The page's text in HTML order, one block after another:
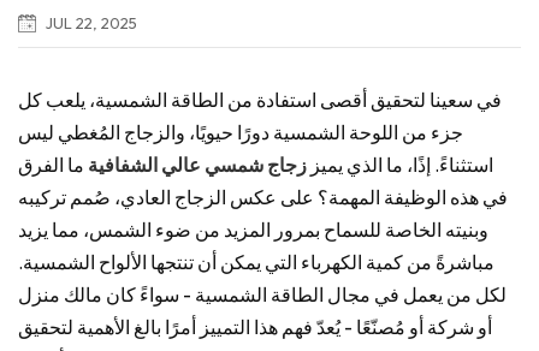
JUL 22, 2025
في سعينا لتحقيق أقصى استفادة من الطاقة الشمسية، يلعب كل
جزء من اللوحة الشمسية دورًا حيويًا، والزجاج المُغطي ليس
استثناءً. إذًا، ما الذي يميز زجاج شمسي عالي الشفافية ما الفرق
في هذه الوظيفة المهمة؟ على عكس الزجاج العادي، صُمم تركيبه
وبنيته الخاصة للسماح بمرور المزيد من ضوء الشمس، مما يزيد
مباشرةً من كمية الكهرباء التي يمكن أن تنتجها الألواح الشمسية.
لكل من يعمل في مجال الطاقة الشمسية - سواءً كان مالك منزل
أو شركة أو مُصنّعًا - يُعدّ فهم هذا التمييز أمرًا بالغ الأهمية لتحقيق